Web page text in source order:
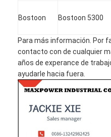
Bostoon Bostoon 5300
Para más información. Por
contacto con de cualquier
años de experance de
ayudarle hacia fuera.